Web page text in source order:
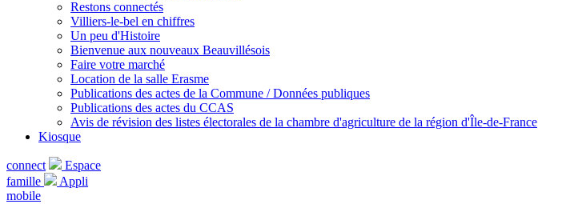
Restons connectés
Villiers-le-bel en chiffres
Un peu d'Histoire
Bienvenue aux nouveaux Beauvillésois
Faire votre marché
Location de la salle Erasme
Publications des actes de la Commune / Données publiques
Publications des actes du CCAS
Avis de révision des listes électorales de la chambre d'agriculture de la région d'Île-de-France
Kiosque
connect
Espace
famille
Appli
mobile